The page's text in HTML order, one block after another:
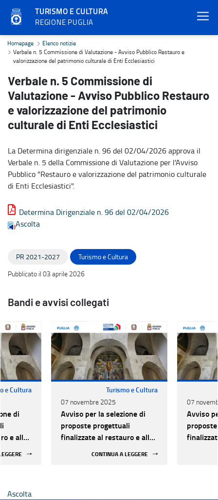
TURISMO E CULTURA
REGIONE PUGLIA
Verbale n. 5 Commissione di Valutazione - Avviso Pubblico
Homepage
Elenco notizie
Verbale n. 5 Commissione di Valutazione - Avviso Pubblico Restauro e
valorizzazione del patrimonio culturale di Enti Ecclesiastici
Verbale n. 5 Commissione di
Valutazione - Avviso Pubblico Restauro
e valorizzazione del patrimonio
culturale di Enti Ecclesiastici
La Determina dirigenziale n. 96 del 02/04/2026 approva il
Verbale n. 5 della Commissione di Valutazione per l'Avviso
Pubblico "Restauro e valorizzazione del patrimonio culturale
di Enti Ecclesiastici".
Determina Dirigenziale n. 96 del 02/04/2026
Ascolta
PR 2021-2027
Turismo e Cultura
Pubblicato il 03 aprile 2026
Bandi e avvisi collegati
e Cultura
di
e alla
Turismo e Cultura
07 novembre 2025
Avviso per la selezione di
proposte progettuali
finalizzate al restauro e alla
CONTINUA A LEGGERE
07
Avviso
Ascolta